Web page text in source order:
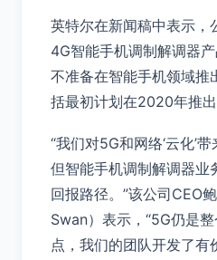
英特尔在新闻稿中表示，
4G智能手机调制解调器
不准备在智能手机领域推
括最初计划在2020年推出
“我们对5G和网络‘云化’
但智能手机调制解调器业
回报路径。”该公司CEO
Swan）表示，“5G仍是
点，我们的团队开发了有